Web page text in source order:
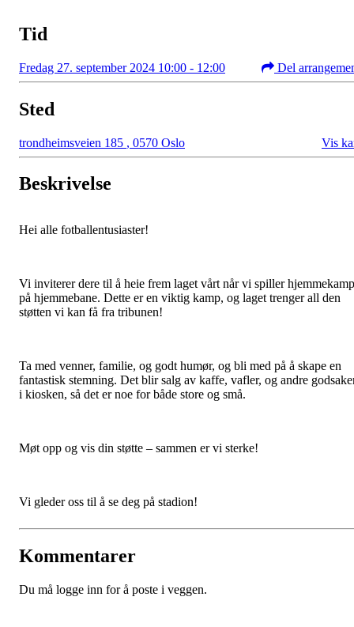
Tid
Fredag 27. september 2024 10:00 - 12:00 Del
Sted
trondheimsveien 185 , 0570 Oslo Vis
Beskrivelse
Hei alle fotballentusiaster!
Vi inviterer dere til å heie frem laget vårt når vi spiller hjemmekamp
på hjemmebane. Dette er en viktig kamp, og laget trenger all den
støtten vi kan få fra tribunen!
Ta med venner, familie, og godt humør, og bli med på å skape en
fantastisk stemning. Det blir salg av kaffe, vafler, og andre
i kiosken, så det er noe for både store og små.
Møt opp og vis din støtte – sammen er vi sterke!
Vi gleder oss til å se deg på stadion!
Kommentarer
Du må logge inn for å poste i veggen.